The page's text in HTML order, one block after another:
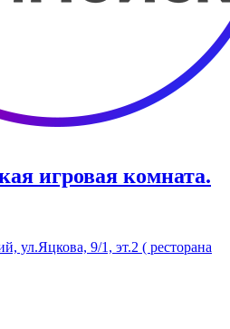
игровая комната.
ул.Яцкова, 9/1, эт.2 ( ресторана